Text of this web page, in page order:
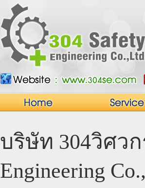
บริษัท 304วิศว
Engineering